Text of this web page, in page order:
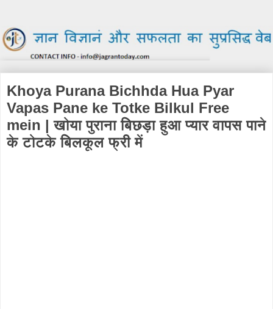
Khoya Purana Bichhda Hua Pyar
Vapas Pane ke Totke Bilkul Free
mein | खोया पुराना बिछड़ा हुआ प्यार वापस पाने
के टोटके बिलकूल फ्री में